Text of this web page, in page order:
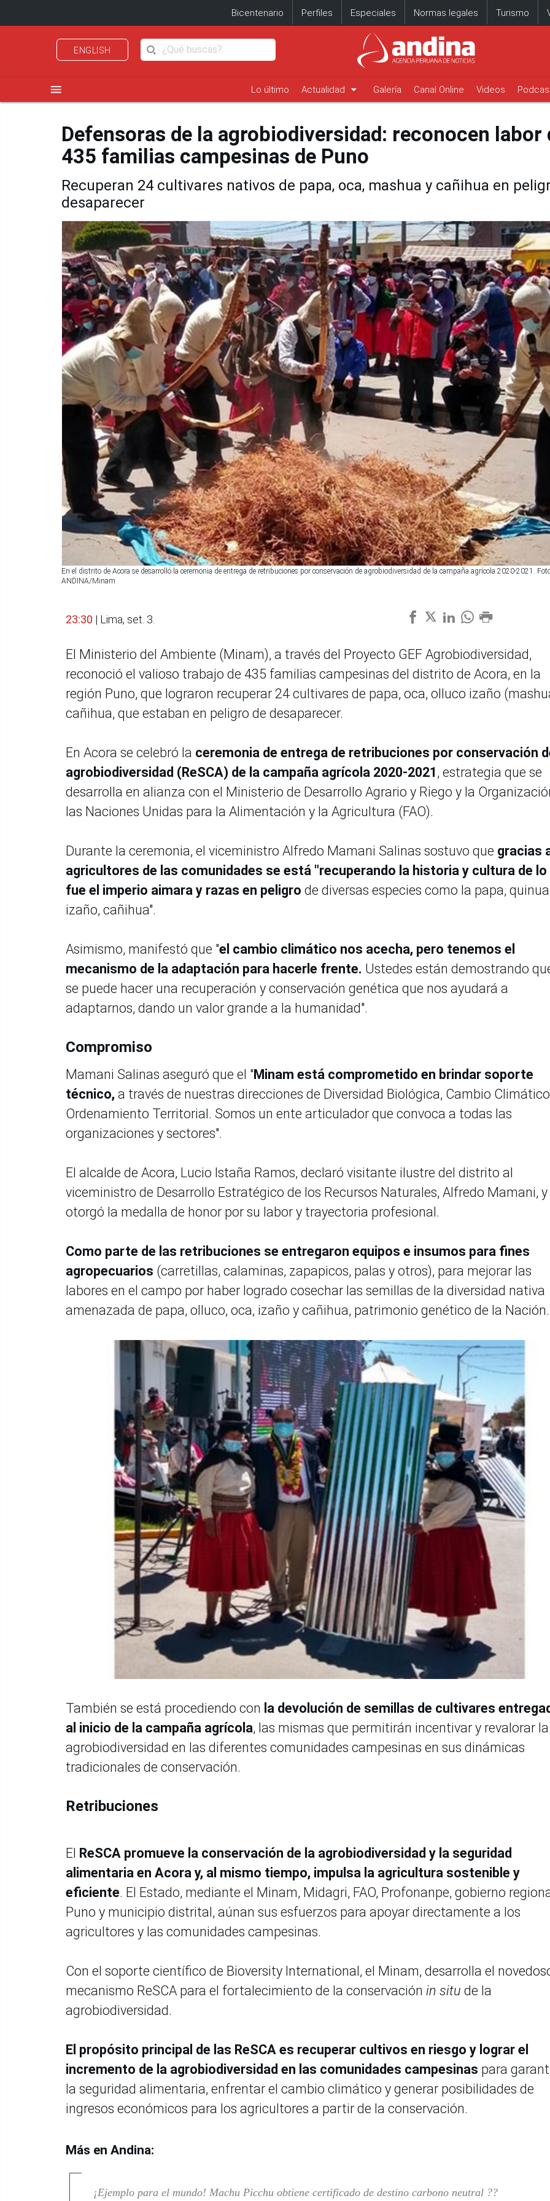
Bicentenario Perfiles Especiales Normas legales Turismo
ENGLISH
menu Lo último Actualidad arrow_drop_down Galería Canal Online Videos
Defensoras de la agrobiodiversidad: reconocen labor
435 familias campesinas de Puno
Recuperan 24 cultivares nativos de papa, oca, mashua y cañihua en
desaparecer
En el distrito de Acora se desarrolló la ceremonia de entrega de retribuciones por conservación de agrobiodiversidad de la campaña agrícola 2020-2021.
ANDINA/Minam
23:30 | Lima, set. 3.
El Ministerio del Ambiente (Minam), a través del Proyecto GEF Agrobiodiversidad,
reconoció el valioso trabajo de 435 familias campesinas del distrito de Acora, en la
región Puno, que lograron recuperar 24 cultivares de papa, oca, olluco izaño
cañihua, que estaban en peligro de desaparecer.
En Acora se celebró la ceremonia de entrega de retribuciones por conservación
agrobiodiversidad (ReSCA) de la campaña agrícola 2020-2021 , estrategia que se
desarrolla en alianza con el Ministerio de Desarrollo Agrario y Riego y la
las Naciones Unidas para la Alimentación y la Agricultura (FAO).
Durante la ceremonia, el viceministro Alfredo Mamani Salinas sostuvo que gracias
agricultores de las comunidades se está "recuperando la historia y cultura de lo
fue el imperio aimara y razas en peligro de diversas especies como la papa,
izaño, cañihua".
Asimismo, manifestó que "el cambio climático nos acecha, pero tenemos el
mecanismo de la adaptación para hacerle frente. Ustedes están demostrando
se puede hacer una recuperación y conservación genética que nos ayudará a
adaptarnos, dando un valor grande a la humanidad".
Compromiso
Mamani Salinas aseguró que el "Minam está comprometido en brindar soporte
técnico, a través de nuestras direcciones de Diversidad Biológica, Cambio
Ordenamiento Territorial. Somos un ente articulador que convoca a todas las
organizaciones y sectores".
El alcalde de Acora, Lucio Istaña Ramos, declaró visitante ilustre del distrito al
viceministro de Desarrollo Estratégico de los Recursos Naturales, Alfredo Mamani, y
otorgó la medalla de honor por su labor y trayectoria profesional.
Como parte de las retribuciones se entregaron equipos e insumos para fines
agropecuarios (carretillas, calaminas, zapapicos, palas y otros), para mejorar las
labores en el campo por haber logrado cosechar las semillas de la diversidad nativa
amenazada de papa, olluco, oca, izaño y cañihua, patrimonio genético de la Nación.
También se está procediendo con la devolución de semillas de cultivares
al inicio de la campaña agrícola, las mismas que permitirán incentivar y revalorar la
agrobiodiversidad en las diferentes comunidades campesinas en sus dinámicas
tradicionales de conservación.
Retribuciones
El ReSCA promueve la conservación de la agrobiodiversidad y la seguridad
alimentaria en Acora y, al mismo tiempo, impulsa la agricultura sostenible y
eficiente. El Estado, mediante el Minam, Midagri, FAO, Profonanpe, gobierno
Puno y municipio distrital, aúnan sus esfuerzos para apoyar directamente a los
agricultores y las comunidades campesinas.
Con el soporte científico de Bioversity International, el Minam, desarrolla el
mecanismo ReSCA para el fortalecimiento de la conservación in situ de la
agrobiodiversidad.
El propósito principal de las ReSCA es recuperar cultivos en riesgo y lograr el
incremento de la agrobiodiversidad en las comunidades campesinas para
la seguridad alimentaria, enfrentar el cambio climático y generar posibilidades de
ingresos económicos para los agricultores a partir de la conservación.
Más en Andina:
¡Ejemplo para el mundo! Machu Picchu obtiene certificado de destino carbono neutral ??